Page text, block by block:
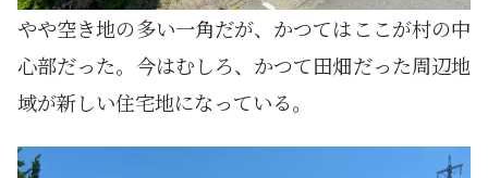
やや空き地の多い一角だが、かつてはここが村の中
心部だった。今はむしろ、かつて田畑だった周辺地
域が新しい住宅地になっている。